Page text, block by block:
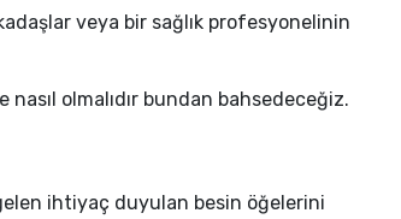
veya bir sağlık profesyonelinin
nasıl olmalıdır bundan bahsedeceğiz.
ihtiyaç duyulan besin öğelerini